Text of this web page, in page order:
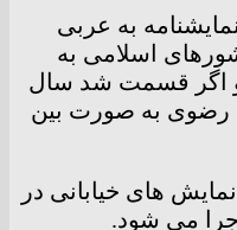
به عربی
اسلامی به
اگر قسمت شد سال
رضوی به صورت بین
های خیابانی در
می شود.